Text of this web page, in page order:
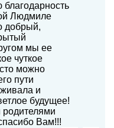
Людмиле
добрый,
мы ее
чуткое
можно
пути
и
будущее!
Вам!!!